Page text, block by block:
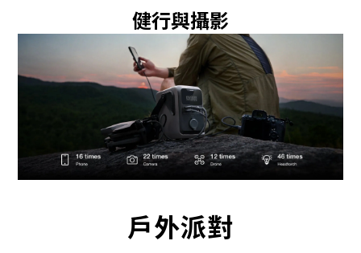
健行與攝影
戶外派對